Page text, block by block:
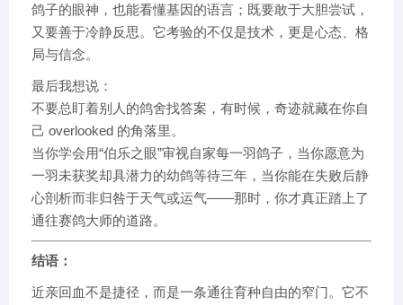
鸽子的眼神，也能看懂基因的语言；既要敢于大胆尝试，
又要善于冷静反思。它考验的不仅是技术，更是心态、格
局与信念。
最后我想说：
不要总盯着别人的鸽舍找答案，有时候，奇迹就藏在你自
己 overlooked 的角落里。
当你学会用“伯乐之眼”审视自家每一羽鸽子，当你愿意为
一羽未获奖却具潜力的幼鸽等待三年，当你能在失败后静
心剖析而非归咎于天气或运气——那时，你才真正踏上了
通往赛鸽大师的道路。
结语：
近亲回血不是捷径，而是一条通往育种自由的窄门。它不